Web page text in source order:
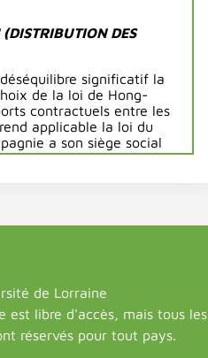
DES
significatif la
de la loi de Hong-
contractuels entre les
applicable la loi du
a son siège social
plus favorable.CA
agence française de
un déséquilibre significatif
desrelations
1989, stipule une
de Lorraine
est libre d'accès, mais tous les
réservés pour tout pays.